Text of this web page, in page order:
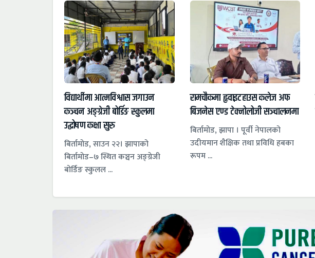
विद्यार्थीमा आत्मविश्वास जगाउन
कञ्चन अङ्ग्रेजी बोर्डिङ स्कुलमा
उद्घोषण कक्षा सुरु
बिर्तामोड, साउन २२। झापाको
बिर्तामोड–७ स्थित कञ्चन अङ्ग्रेजी
बोर्डिङ स्कुलल ...
रामचौकमा हृवाइटहाउस कलेज अफ
बिजनेस एण्ड टेक्नोलोजी सञ्चालनमा
बिर्तामोड, झापा । पूर्वी नेपालको
उदीयमान शैक्षिक तथा प्रविधि हबका
रूपम ...